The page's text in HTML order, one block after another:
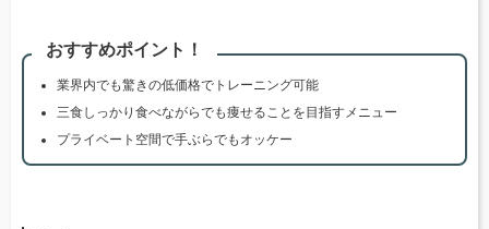
おすすめポイント！
業界内でも驚きの低価格でトレーニング可能
三食しっかり食べながらでも痩せることを目指すメニュー
プライベート空間で手ぶらでもオッケー